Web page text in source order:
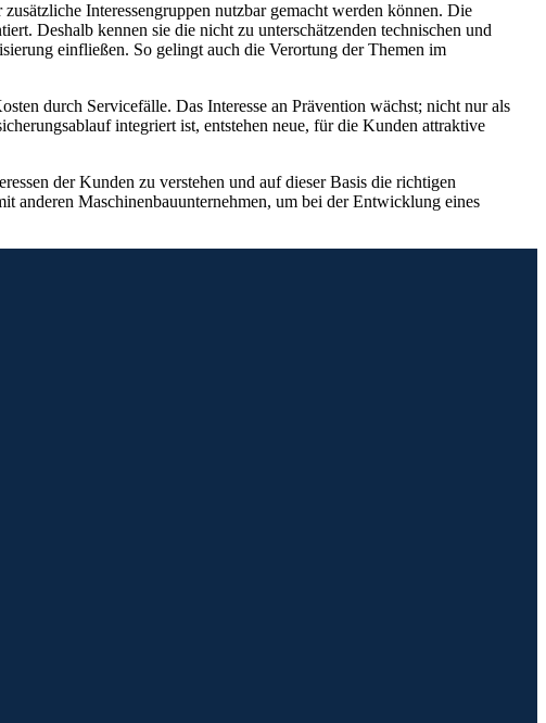
Interessengruppen nutzbar gemacht werden können. Die
Deshalb kennen sie die nicht zu unterschätzenden technischen und
einfließen. So gelingt auch die Verortung der Themen im
durch Servicefälle. Das Interesse an Prävention wächst; nicht nur als
integriert ist, entstehen neue, für die Kunden attraktive
der Kunden zu verstehen und auf dieser Basis die richtigen
anderen Maschinenbauunternehmen, um bei der Entwicklung eines